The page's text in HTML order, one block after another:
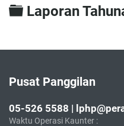
Folder
Laporan
Pusat Panggilan
05-526 5588 |
Waktu Operasi Kaunter :